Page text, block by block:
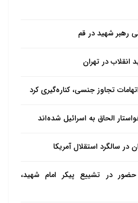
رهبر شهید در قم
انقلاب در تهران
تجاوز جنسی، کناره‌گیری کرد
الحاق به اسرائیل شده‌اند
سالگرد استقلال آمریکا
حضور در تشییع پیکر امام شهید،